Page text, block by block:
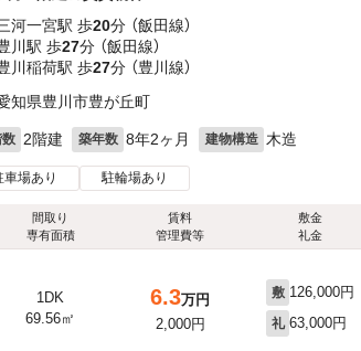
河一宮駅 歩20分 （飯田線）
川駅 歩27分 （飯田線）
川稲荷駅 歩27分 （豊川線）
知県豊川市豊が丘町
2階建 築年数 8年2ヶ月 建物構造 木造
車場あり 駐輪場あり
間取り
専有面積
賃料
管理費等
敷金
礼金
1DK
69.56㎡
6.3万円
2,000円
敷 126,000円
礼 63,000円